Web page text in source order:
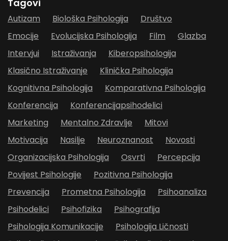
Tagovi
Autizam Biološka Psihologija
Društvo
Emocije
Evolucijska Psihologija Film
Glazba
Intervjui
Istraživanja
Kiberopsihologija
Klasično Istraživanje
Klinička Psihologija
Kognitivna Psihologija
Komparativna Psihologija
Konferencija
Konferencijapsihodelici
Marketing
Mentalno Zdravlje
Mitovi
Motivacija
Nasilje Neuroznanost
Novosti
Organizacijska Psihologija
Osvrti
Percepcija
Povijest Psihologije
Pozitivna Psihologija
Prevencija
Prometna Psihologija
Psihoanaliza
Psihodelici
Psihofizika
Psihografija
Psihologija Komunikacije
Psihologija Ličnosti